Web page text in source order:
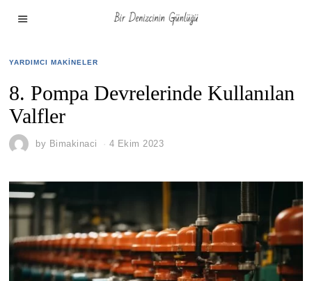
YARDIMCI MAKINELER
8. Pompa Devrelerinde Kullanılan
Valfler
by Bimakinaci 4 Ekim 2023